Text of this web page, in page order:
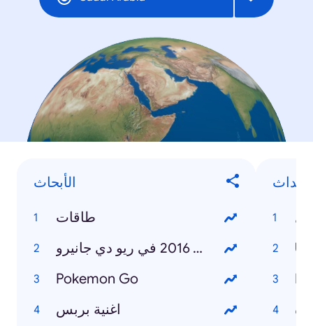
الأبحاث
طاقات
الألعاب الأولمبية 2016 في ريو دي جانيرو
Pokemon Go
اغنية بربس